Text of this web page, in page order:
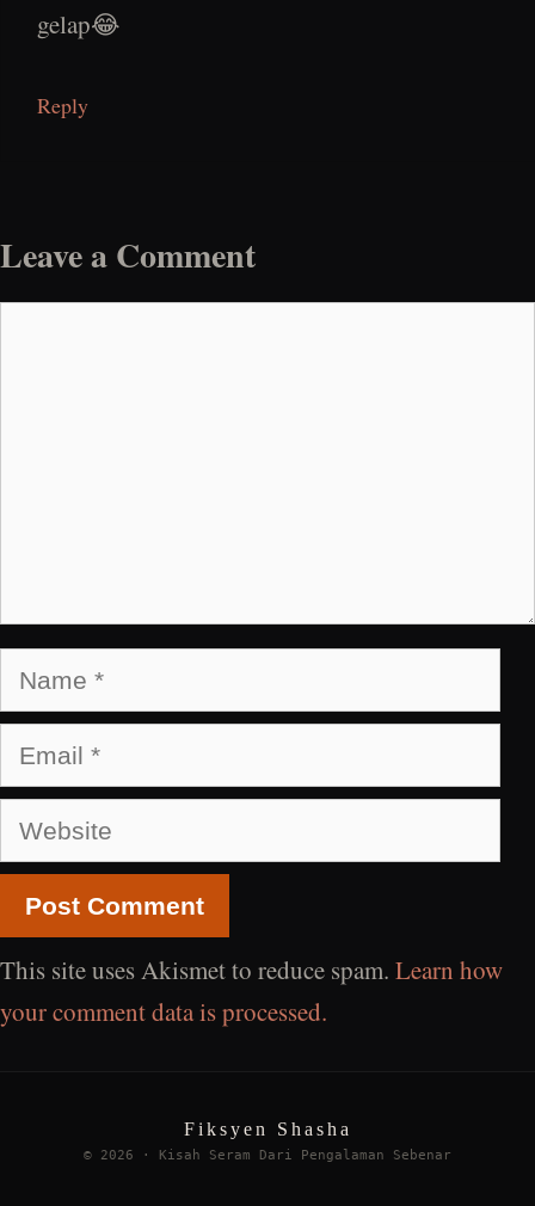
gelap😂
Reply
Leave a Comment
Name
Email
Website
This site uses Akismet to reduce spam. Learn how
your comment data is processed.
Fiksyen Shasha
© 2026 · Kisah Seram Dari Pengalaman Sebenar